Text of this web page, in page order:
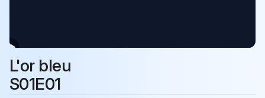
L'or bleu
S01E01